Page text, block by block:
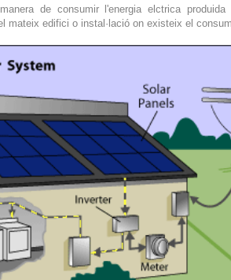
de consumir l'energia elctrica produida
mateix edifici o instal·lació on existeix el